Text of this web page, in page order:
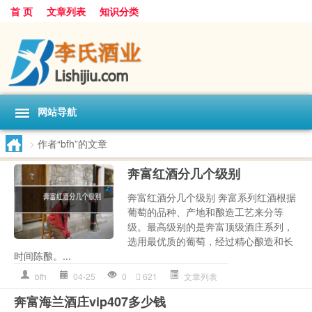
首 页 文章列表 知识分类
网站导航
> 作者“bfh”的文章
奔富红酒分几个级别
奔富红酒分几个级别 奔富系列红酒根据
葡萄的品种、产地和酿造工艺来分等
级。最高级别的是奔富顶级酒庄系列，
选用最优质的葡萄，经过精心酿造和长
时间陈酿。...
bfh 04-25 0 621 文章列表
奔富海兰酒庄vip407多少钱